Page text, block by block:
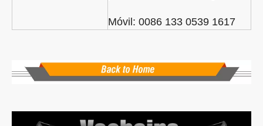
Móvil: 0086 133 0539 1617